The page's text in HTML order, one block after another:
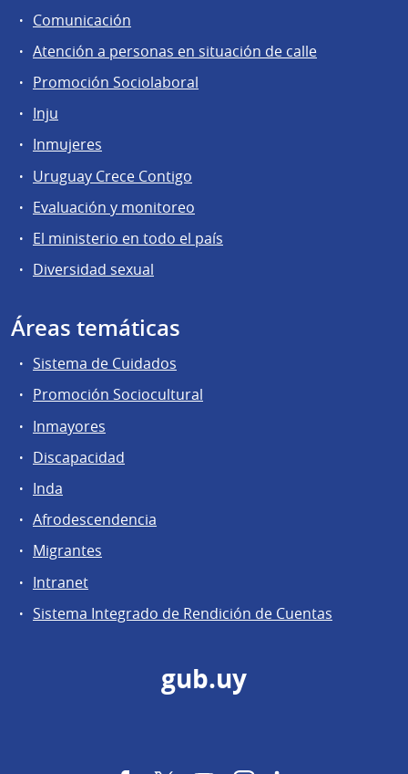
Comunicación
Atención a personas en situación de calle
Promoción Sociolaboral
Inju
Inmujeres
Uruguay Crece Contigo
Evaluación y monitoreo
El ministerio en todo el país
Diversidad sexual
Áreas temáticas
Sistema de Cuidados
Promoción Sociocultural
Inmayores
Discapacidad
Inda
Afrodescendencia
Migrantes
Intranet
Sistema Integrado de Rendición de Cuentas
gub.uy